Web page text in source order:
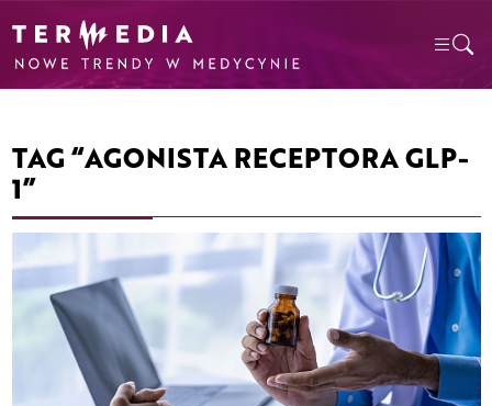
TAG “AGONISTA RECEPTORA GLP-
1”